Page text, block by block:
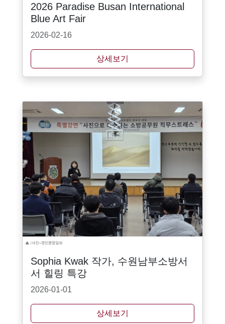
2026 Paradise Busan International
Blue Art Fair
2026-02-16
상세보기
Sophia Kwak 작가, 수원남부소방서
서 힐링 특강
2026-01-01
상세보기